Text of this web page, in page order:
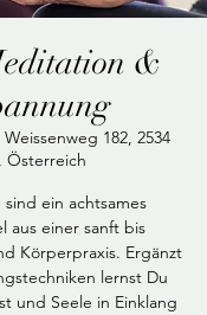
&
182, 2534
Österreich
sind ein achtsames
aus einer sanft bis
Körperpraxis. Ergänzt
lernst Du
und Seele in Einklang